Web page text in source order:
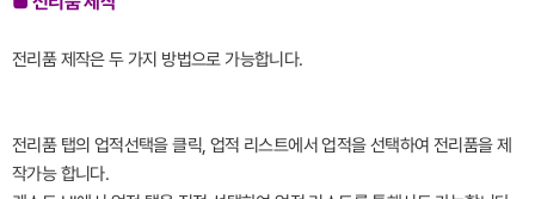
전리품 제작은 두 가지 방법으로 가능합니다.
전리품 탭의 업적선택을 클릭, 업적 리스트에서 업적을 선택하여 전리품을 제
작가능 합니다.